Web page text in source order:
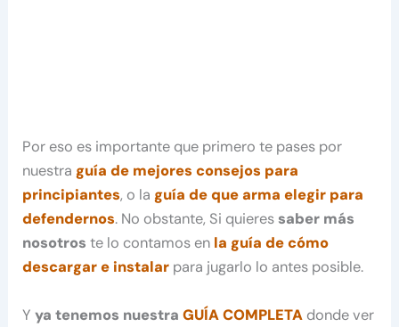
Por eso es importante que primero te pases por
nuestra guía de mejores consejos para
principiantes, o laguía de que arma elegir para
defendernos. No obstante, Si quieressaber más
nosotros te lo contamos en la guía de cómo
descargar e instalar para jugarlo lo antes posible.
Yya tenemos nuestraGUÍA COMPLETA donde ver